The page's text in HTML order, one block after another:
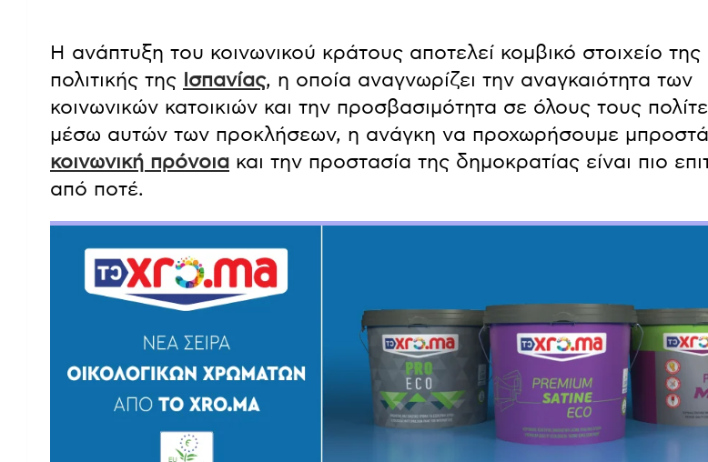
Η ανάπτυξη του κοινωνικού κράτους αποτελεί κομβικό στοιχείο της
πολιτικής της
Ισπανίας, η οποία αναγνωρίζει την αναγκαιότητα των
κοινωνικών κατοικιών και την προσβασιμότητα σε όλους τους
μέσω αυτών των προκλήσεων, η ανάγκη να προχωρήσουμε
κοινωνική πρόνοια και την προστασία της δημοκρατίας είναι πιο
από ποτέ.